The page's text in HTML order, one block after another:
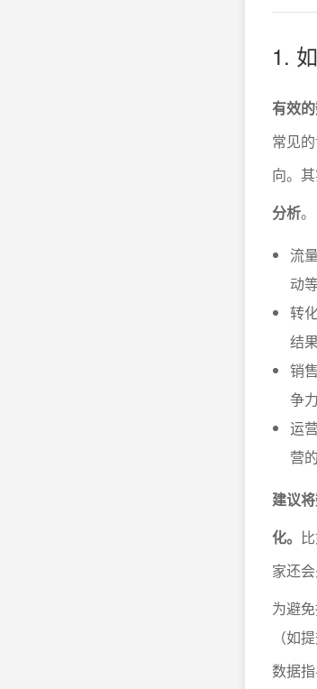
1.
有效
常见
向。
分析。
流
动
转
结
销
争力
运
营
建议
化。
家还
为避
（如
数据